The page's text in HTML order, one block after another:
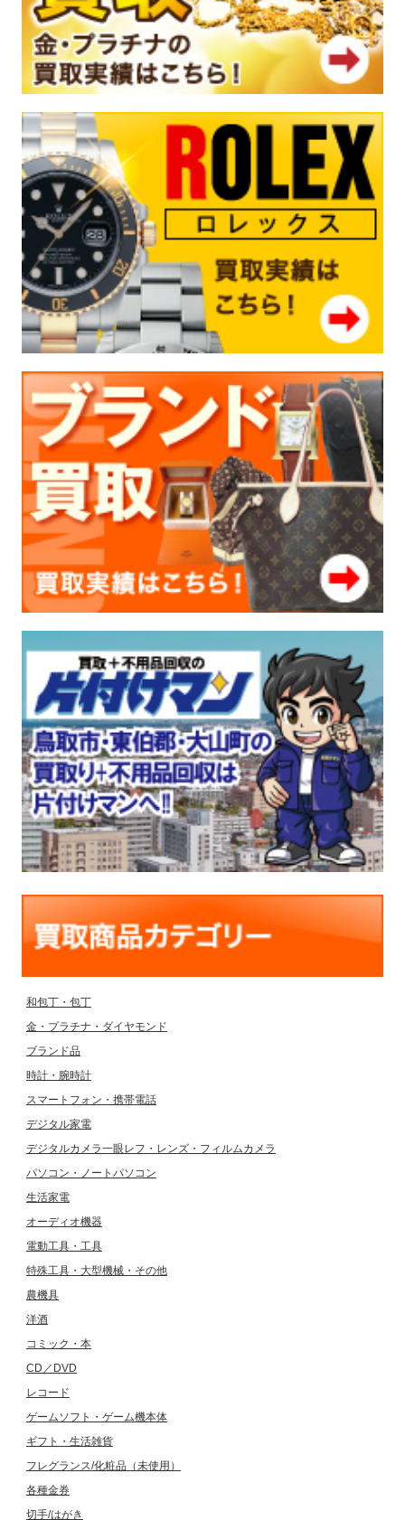
和包丁・包丁
金・プラチナ・ダイヤモンド
ブランド品
時計・腕時計
スマートフォン・携帯電話
デジタル家電
デジタルカメラ一眼レフ・レンズ・フィルムカメラ
パソコン・ノートパソコン
生活家電
オーディオ機器
電動工具・工具
特殊工具・大型機械・その他
農機具
洋酒
コミック・本
CD／DVD
レコード
ゲームソフト・ゲーム機本体
ギフト・生活雑貨
フレグランス/化粧品（未使用）
各種金券
切手/はがき